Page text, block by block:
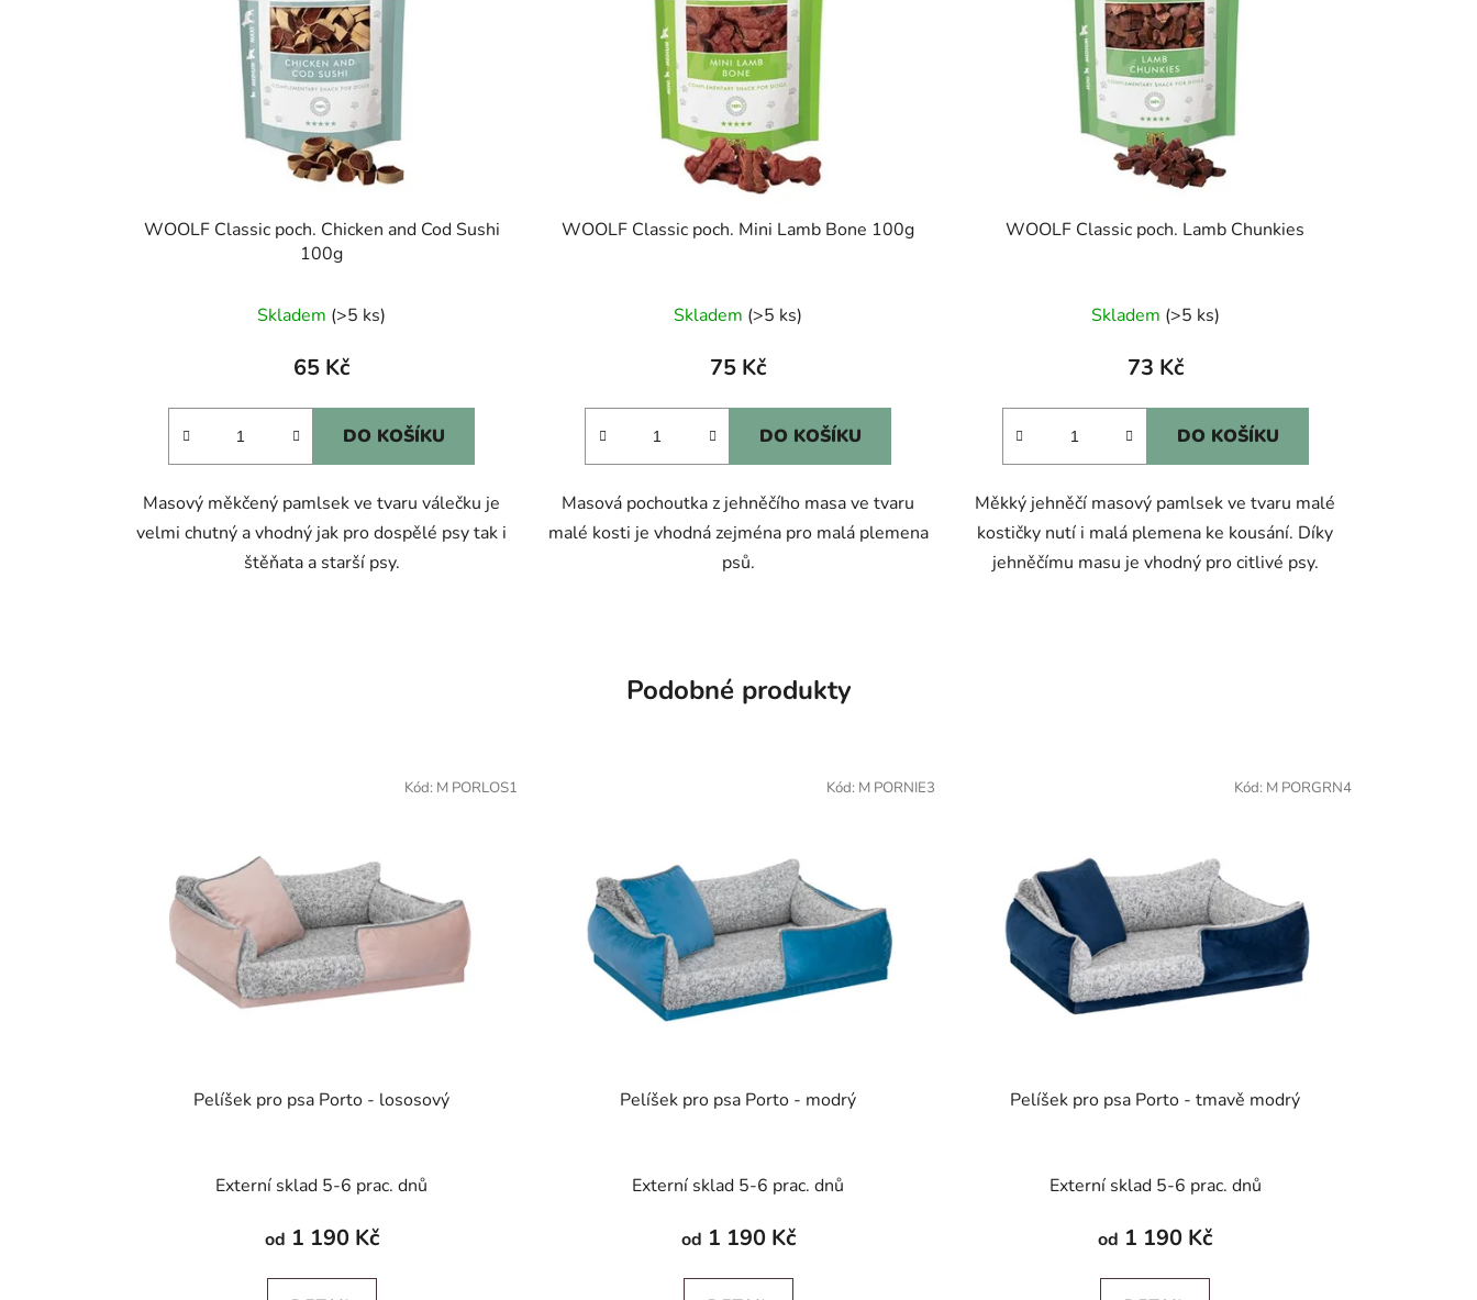
WOOLF Classic poch. Chicken and Cod Sushi
100g
Skladem (>5 ks)
65 Kč
DO KOŠÍKU
Masový měkčený pamlsek ve tvaru válečku je
velmi chutný a vhodný jak pro dospělé psy tak i
štěňata a starší psy.
WOOLF Classic poch. Mini Lamb Bone 100g
Skladem (>5 ks)
75 Kč
DO KOŠÍKU
Masová pochoutka z jehněčího masa ve tvaru
malé kosti je vhodná zejména pro malá plemena
psů.
WOOLF Classic poch. Lamb Chunkies
Skladem (>5 ks)
73 Kč
DO KOŠÍKU
Měkký jehněčí masový pamlsek ve tvaru malé
kostičky nutí i malá plemena ke kousání. Díky
jehněčímu masu je vhodný pro citlivé psy.
Podobné produkty
Pelíšek pro psa Porto - lososový
Externí sklad 5-6 prac. dnů
od 1 190 Kč
Kód: M PORLOS1
Pelíšek pro psa Porto - modrý
Externí sklad 5-6 prac. dnů
od 1 190 Kč
Kód: M PORNIE3
Pelíšek pro psa Porto - tmavě modrý
Externí sklad 5-6 prac. dnů
od 1 190 Kč
Kód: M PORGRN4